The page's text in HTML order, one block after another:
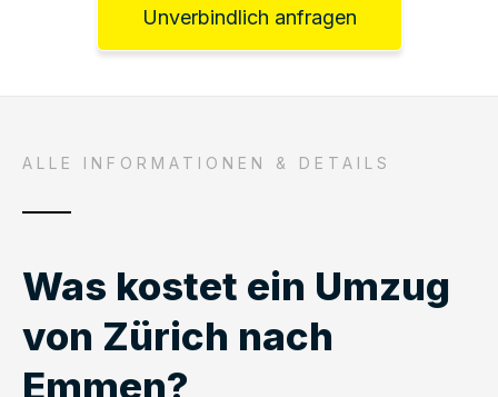
Unverbindlich anfragen
ALLE INFORMATIONEN & DETAILS
Was kostet ein Umzug
von Zürich nach
Emmen?